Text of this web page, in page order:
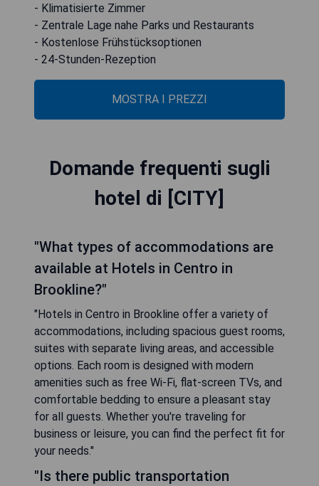
- Klimatisierte Zimmer
- Zentrale Lage nahe Parks und Restaurants
- Kostenlose Frühstücksoptionen
- 24-Stunden-Rezeption
MOSTRA I PREZZI
Domande frequenti sugli
hotel di [CITY]
"What types of accommodations are
available at Hotels in Centro in
Brookline?"
"Hotels in Centro in Brookline offer a variety of
accommodations, including spacious guest rooms,
suites with separate living areas, and accessible
options. Each room is designed with modern
amenities such as free Wi-Fi, flat-screen TVs, and
comfortable bedding to ensure a pleasant stay
for all guests. Whether you're traveling for
business or leisure, you can find the perfect fit for
your needs."
"Is there public transportation